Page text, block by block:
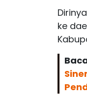
ke